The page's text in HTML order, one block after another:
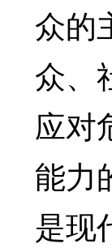
众的
众、
应对
能力
是现